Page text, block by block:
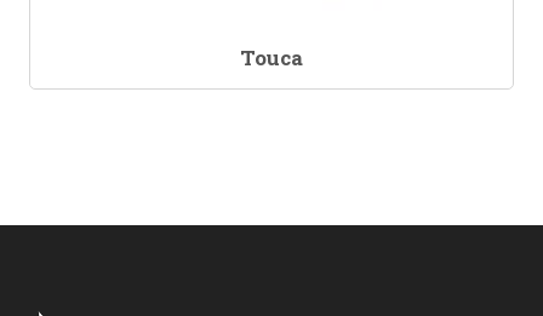
Touca